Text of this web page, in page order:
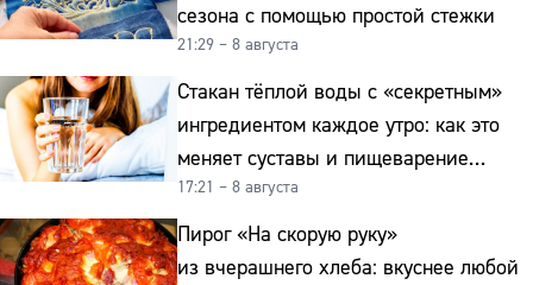
сезона с помощью простой стежки
21:29 – 8 августа
Стакан тёплой воды с «секретным»
ингредиентом каждое утро: как это
меняет суставы и пищеварение
после 50
17:21 – 8 августа
Пирог «На скорую руку»
из вчерашнего хлеба: вкуснее любой